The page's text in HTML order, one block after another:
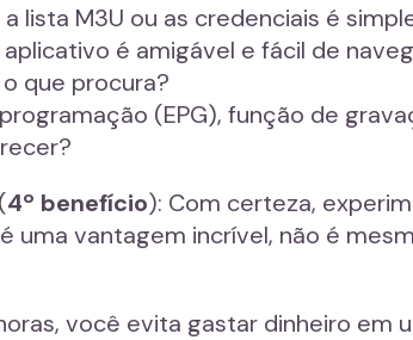
lista M3U ou as credenciais é
é amigável e fácil de
que procura?
(EPG), função de
(4º benefício): Com certeza,
uma vantagem incrível, não é
você evita gastar dinheiro em